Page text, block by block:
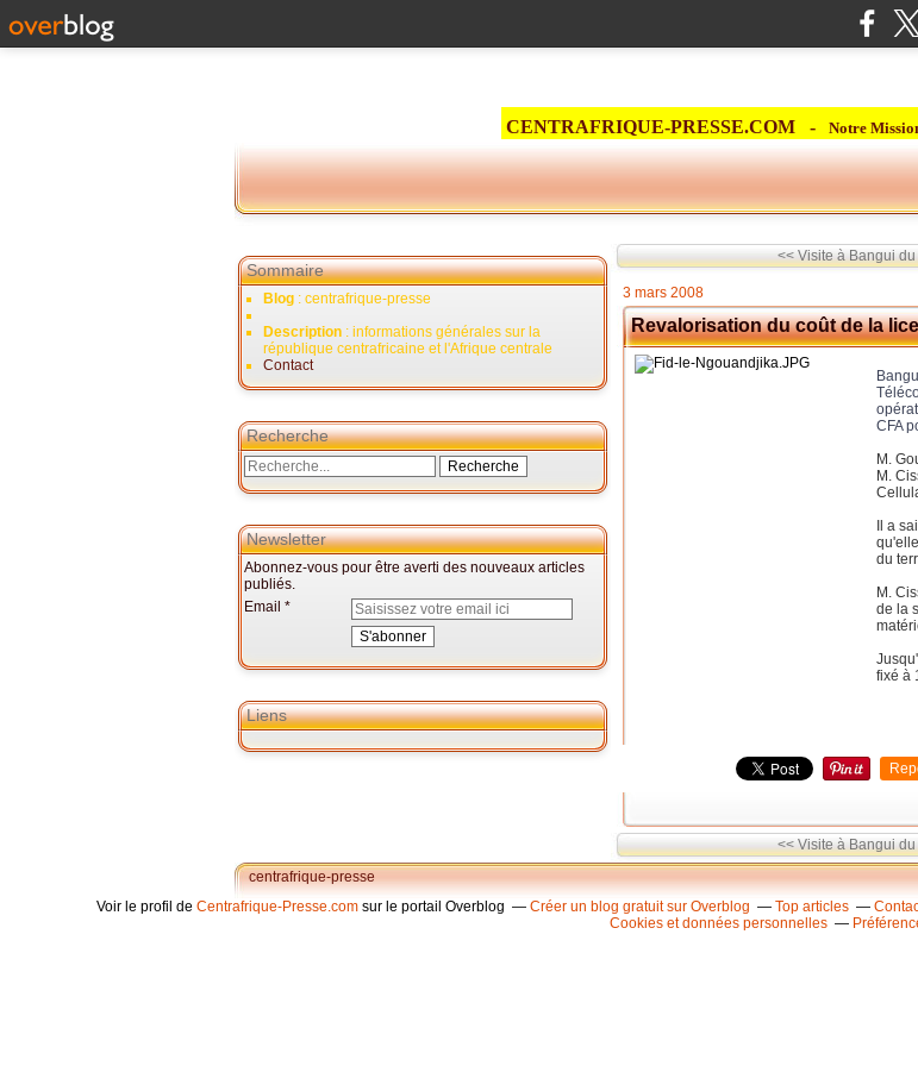
CENTRAFRIQUE-PRESSE.COM - Notre
Sommaire
Blog : centrafrique-presse
Description : informations générales sur la
république centrafricaine et l'Afrique centrale
Contact
Recherche
Newsletter
Abonnez-vous pour être averti des nouveaux articles
publiés.
Email
Liens
<< Visite à Bangui
3 mars 2008
Revalorisation du coût de la
CFA
M.
M.
Il a
du
M.
de la
fixé à
<< Visite à Bangui
centrafrique-presse
Voir le profil de Centrafrique-Presse.com sur le portail Overblog Créer un blog gratuit sur Overblog Top articles
Cookies et données personnelles